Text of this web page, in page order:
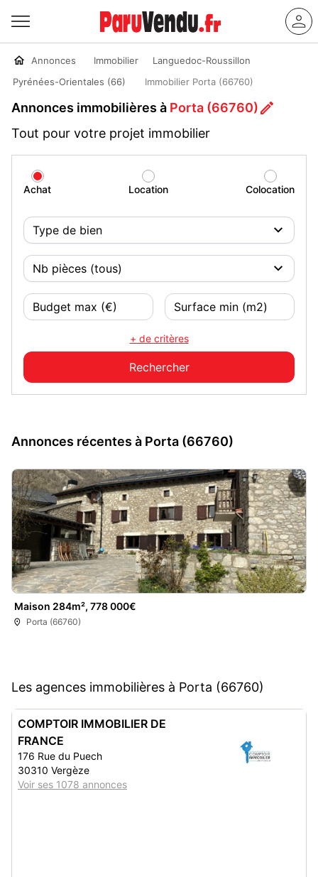
Annonces Immobilier
Languedoc-Roussillon
Pyrénées-Orientales (66)
Immobilier Porta (66760)
Annonces immobilières à Porta (66760)
Tout pour votre projet immobilier
Achat Location Colocation
+ de critères
Annonces récentes à Porta (66760)
Maison 284m², 778 000€
Porta (66760)
Les agences immobilières à Porta (66760)
COMPTOIR IMMOBILIER DE
FRANCE
176 Rue du Puech
30310 Vergèze
Voir ses 1078 annonces